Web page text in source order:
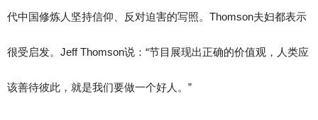
代中国修炼人坚持信仰、反对迫害的写照。Thomson夫妇都表示
很受启发。Jeff Thomson说：“节目展现出正确的价值观，人类应
该善待彼此，就是我们要做一个好人。”